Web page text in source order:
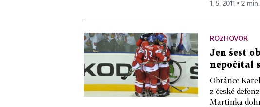
1. 5. 2011 ▪ 2
ROZHOVOR
Jen šest
nepočítal
Obránce
z české
Martínka